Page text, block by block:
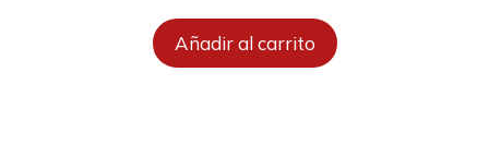
Añadir al carrito